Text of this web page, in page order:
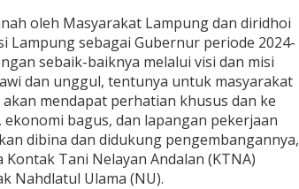
oleh Masyarakat Lampung dan diridhoi
Lampung sebagai Gubernur periode 2024-
sebaik-baiknya melalui visi dan misi
dan unggul, tentunya untuk masyarakat
mendapat perhatian khusus dan ke
bagus, dan lapangan pekerjaan
dibina dan didukung pengembangannya,
Tani Nelayan Andalan (KTNA)
Nahdlatul Ulama (NU).